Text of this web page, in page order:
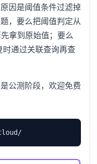
因是阈值条件过滤掉
，要么把阈值判定从
拿到原始值；要么
通过关联查询再查
公测阶段，欢迎免费